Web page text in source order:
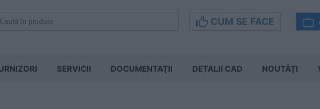
CUM SE FACE
SERVICII DOCUMENTAŢII DETALII CAD NOUTĂȚI